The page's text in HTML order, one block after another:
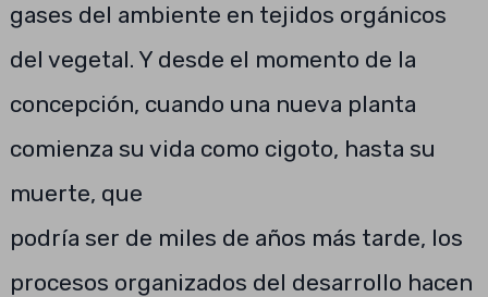
gases del ambiente en tejidos orgánicos
del vegetal. Y desde el momento de la
concepción, cuando una nueva planta
comienza su vida como cigoto, hasta su
muerte, que
podría ser de miles de años más tarde, los
procesos organizados del desarrollo hacen